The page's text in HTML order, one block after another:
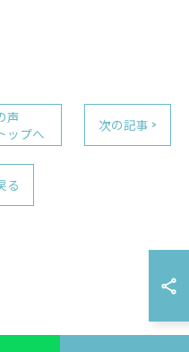
声
ップへ
次の記事 >
る